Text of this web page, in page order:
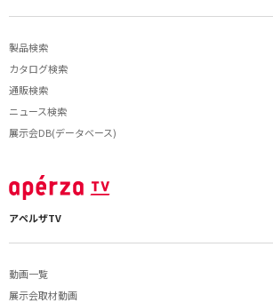
製品検索
カタログ検索
通販検索
ニュース検索
展示会DB(データベース)
アペルザTV
動画一覧
展示会取材動画